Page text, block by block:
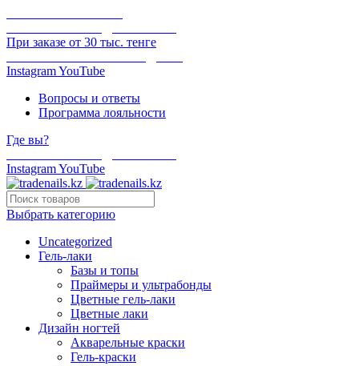
При заказе от 30 тыс. тенге
InstagramYouTube
Вопросы и ответы
Программа лояльности
Где вы?
InstagramYouTube
Выбрать категорию
Uncategorized
Гель-лаки
Базы и топы
Праймеры и ультрабонды
Цветные гель-лаки
Цветные лаки
Дизайн ногтей
Акварельные краски
Гель-краски